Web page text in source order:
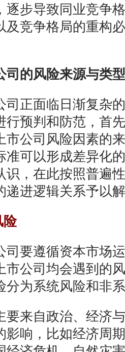
逐步导致同业竞争
及竞争格局的重构
的风险来源与类
正面临日渐复杂的
行预判和防范，首
市公司风险因素的
准可以形成差异化
识，在此按照普遍
递进逻辑关系予以
要遵循资本市场运
市公司均会遇到的
分为系统风险和非
来自政治、经济与
影响，比如经济周